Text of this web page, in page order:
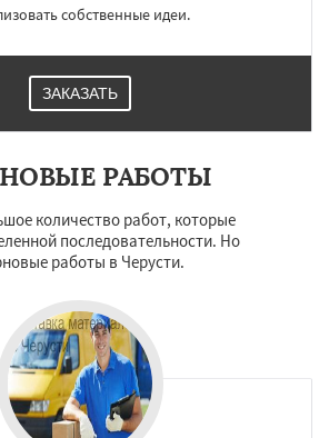
собственные идеи.
ЗАКАЗАТЬ
РАБОТЫ
количество работ, которые
последовательности. Но
работы в Черусти.
на обработку персональных данных